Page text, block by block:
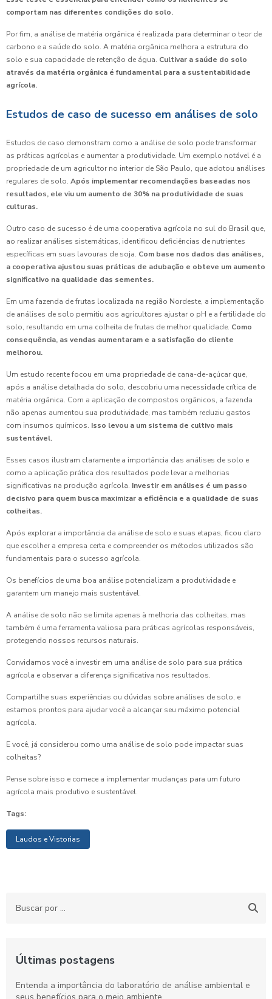
comportam nas diferentes condições do solo.
Por fim, a análise de matéria orgânica é realizada para determinar o teor de
carbono e a saúde do solo. A matéria orgânica melhora a estrutura do
solo e sua capacidade de retenção de água. Cultivar a saúde do solo
através da matéria orgânica é fundamental para a sustentabilidade
agrícola.
Estudos de caso de sucesso em análises de solo
Estudos de caso demonstram como a análise de solo pode transformar
as práticas agrícolas e aumentar a produtividade. Um exemplo notável é a
propriedade de um agricultor no interior de São Paulo, que adotou análises
regulares de solo. Após implementar recomendações baseadas nos
resultados, ele viu um aumento de 30% na produtividade de suas
culturas.
Outro caso de sucesso é de uma cooperativa agrícola no sul do Brasil que,
ao realizar análises sistemáticas, identificou deficiências de nutrientes
específicas em suas lavouras de soja. Com base nos dados das análises,
a cooperativa ajustou suas práticas de adubação e obteve um aumento
significativo na qualidade das sementes.
Em uma fazenda de frutas localizada na região Nordeste, a implementação
de análises de solo permitiu aos agricultores ajustar o pH e a fertilidade do
solo, resultando em uma colheita de frutas de melhor qualidade. Como
consequência, as vendas aumentaram e a satisfação do cliente
melhorou.
Um estudo recente focou em uma propriedade de cana-de-açúcar que,
após a análise detalhada do solo, descobriu uma necessidade crítica de
matéria orgânica. Com a aplicação de compostos orgânicos, a fazenda
não apenas aumentou sua produtividade, mas também reduziu gastos
com insumos químicos. Isso levou a um sistema de cultivo mais
sustentável.
Esses casos ilustram claramente a importância das análises de solo e
como a aplicação prática dos resultados pode levar a melhorias
significativas na produção agrícola. Investir em análises é um passo
decisivo para quem busca maximizar a eficiência e a qualidade de suas
colheitas.
Após explorar a importância da análise de solo e suas etapas, ficou claro
que escolher a empresa certa e compreender os métodos utilizados são
fundamentais para o sucesso agrícola.
Os benefícios de uma boa análise potencializam a produtividade e
garantem um manejo mais sustentável.
A análise de solo não se limita apenas à melhoria das colheitas, mas
também é uma ferramenta valiosa para práticas agrícolas responsáveis,
protegendo nossos recursos naturais.
Convidamos você a investir em uma análise de solo para sua prática
agrícola e observar a diferença significativa nos resultados.
Compartilhe suas experiências ou dúvidas sobre análises de solo, e
estamos prontos para ajudar você a alcançar seu máximo potencial
agrícola.
E você, já considerou como uma análise de solo pode impactar suas
colheitas?
Pense sobre isso e comece a implementar mudanças para um futuro
agrícola mais produtivo e sustentável.
Tags:
Laudos e Vistorias
Últimas postagens
Entenda a importância do laboratório de análise ambiental e